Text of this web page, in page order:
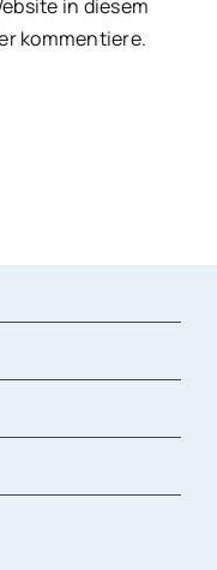
in diesem
kommentiere.